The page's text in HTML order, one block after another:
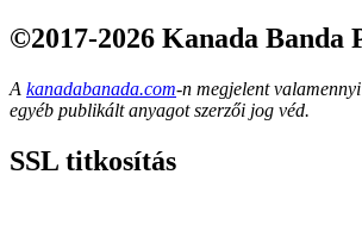
©2017-2026 Kanada Banda
A kanadabanada.com-n megjelent
egyéb publikált anyagot szerzői jog véd.
SSL titkosítás